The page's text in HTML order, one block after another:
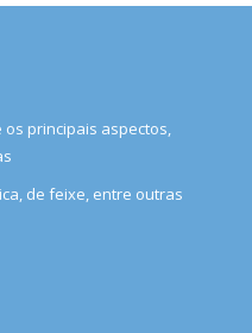
principais aspectos,
de feixe, entre outras